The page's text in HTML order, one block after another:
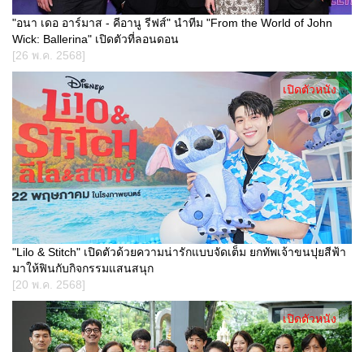
"อนา เดอ อาร์มาส - คีอานู รีฟส์" นำทีม "From the World of John
Wick: Ballerina" เปิดตัวที่ลอนดอน
[26 พ.ค. 2568]
"Lilo & Stitch" เปิดตัวด้วยความน่ารักแบบจัดเต็ม ยกทัพเจ้าขนปุยสีฟ้า
มาให้ฟินกับกิจกรรมแสนสนุก
[20 พ.ค. 2568]
เปิดตัวหนัง
เปิดตัวหนัง